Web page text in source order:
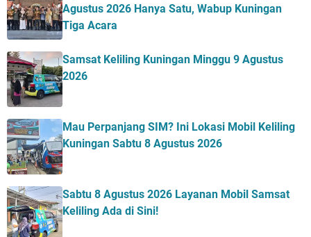
Agustus 2026 Hanya Satu, Wabup Kuningan
Tiga Acara
Samsat Keliling Kuningan Minggu 9 Agustus
2026
Mau Perpanjang SIM? Ini Lokasi Mobil Keliling
Kuningan Sabtu 8 Agustus 2026
Sabtu 8 Agustus 2026 Layanan Mobil Samsat
Keliling Ada di Sini!